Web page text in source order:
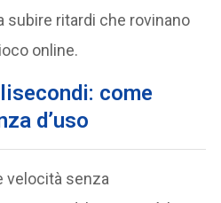
subire ritardi che rovinano
online.
come
d’uso
velocità senza